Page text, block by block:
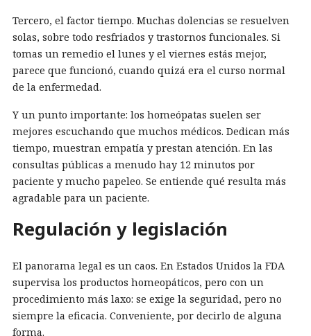
Tercero, el factor tiempo. Muchas dolencias se resuelven
solas, sobre todo resfriados y trastornos funcionales. Si
tomas un remedio el lunes y el viernes estás mejor,
parece que funcionó, cuando quizá era el curso normal
de la enfermedad.
Y un punto importante: los homeópatas suelen ser
mejores escuchando que muchos médicos. Dedican más
tiempo, muestran empatía y prestan atención. En las
consultas públicas a menudo hay 12 minutos por
paciente y mucho papeleo. Se entiende qué resulta más
agradable para un paciente.
Regulación y legislación
El panorama legal es un caos. En Estados Unidos la FDA
supervisa los productos homeopáticos, pero con un
procedimiento más laxo: se exige la seguridad, pero no
siempre la eficacia. Conveniente, por decirlo de alguna
forma.